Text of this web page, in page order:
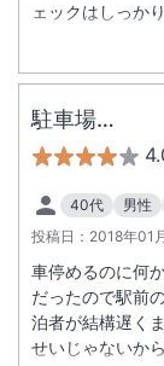
ェックはしっか
駐車場…
40代 男性
投稿日： 2018年01
車停めるのに何
だったので駅前
泊者が結構遅く
せいじゃないか